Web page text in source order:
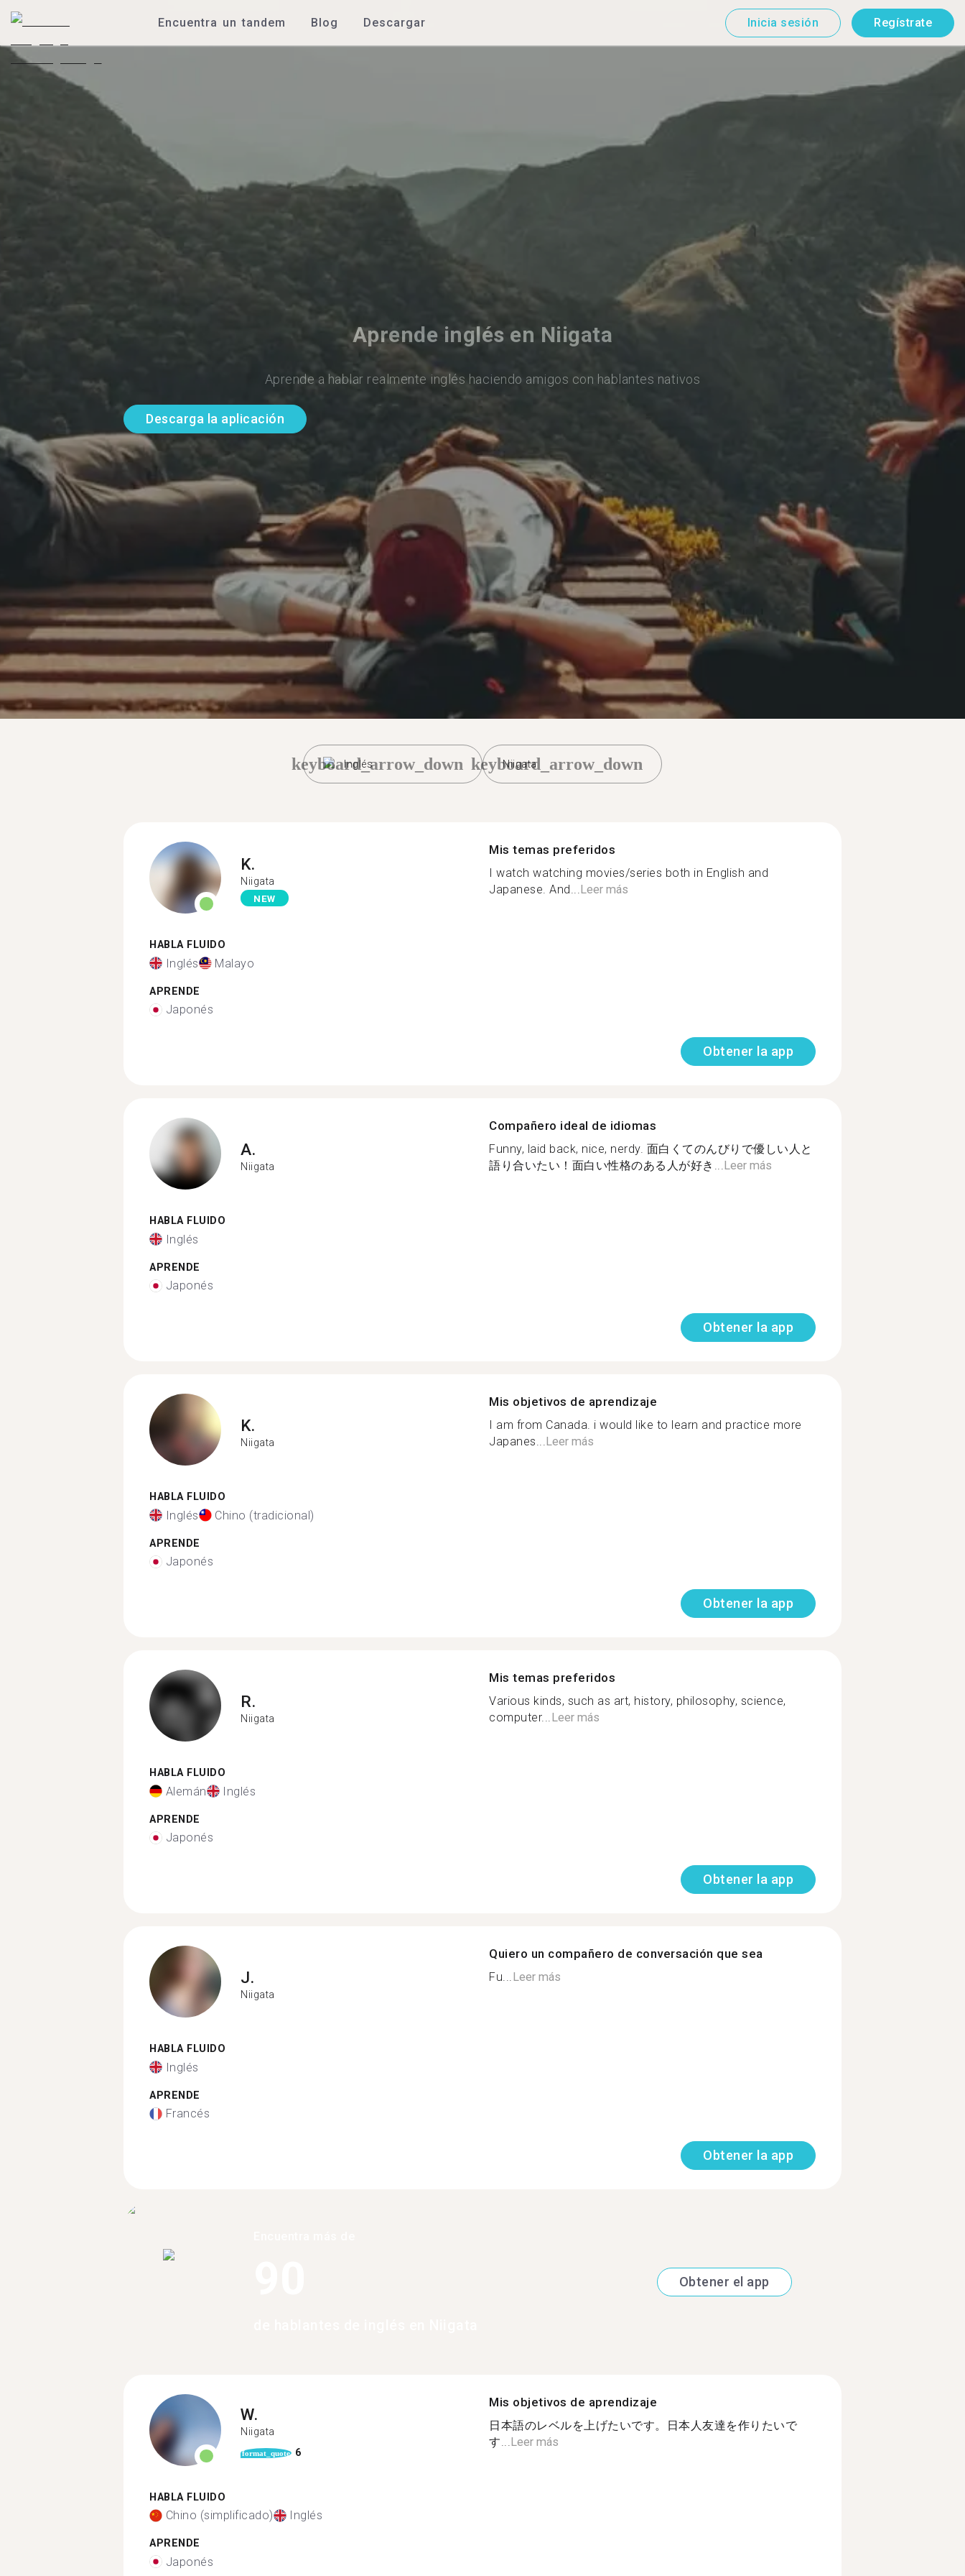
Encuentra un tandem Blog Descargar Inicia sesión Regístrate
Aprende inglés en Niigata
Aprende a hablar realmente inglés haciendo amigos con hablantes nativos
Descarga la aplicación
Inglés
keyboard_arrow_down Niigata
keyboard_arrow_down
K.
Niigata
NEW
HABLA FLUIDO
Inglés Malayo
APRENDE
Japonés
Mis temas preferidos
I watch watching movies/series both in English and
Japanese. And...Leer más
Obtener la app
A.
Niigata
HABLA FLUIDO
Inglés
APRENDE
Japonés
Compañero ideal de idiomas
Funny, laid back, nice, nerdy. 面白くてのんびりで優しい人と
語り合いたい！面白い性格のある人が好き...Leer más
Obtener la app
K.
Niigata
HABLA FLUIDO
Inglés Chino (tradicional)
APRENDE
Japonés
Mis objetivos de aprendizaje
I am from Canada. i would like to learn and practice more
Japanes...Leer más
Obtener la app
R.
Niigata
HABLA FLUIDO
Alemán Inglés
APRENDE
Japonés
Mis temas preferidos
Various kinds, such as art, history, philosophy, science,
computer...Leer más
Obtener la app
J.
Niigata
HABLA FLUIDO
Inglés
APRENDE
Francés
Quiero un compañero de conversación que sea
Fu...Leer más
Obtener la app
Obtener el app
W.
Niigata
format_quote 6
HABLA FLUIDO
Chino (simplificado) Inglés
APRENDE
Japonés
Mis objetivos de aprendizaje
日本語のレベルを上げたいです。日本人友達を作りたいで
す... Leer más